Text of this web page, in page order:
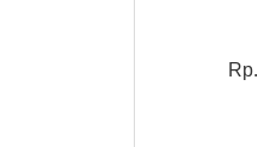
Rp.